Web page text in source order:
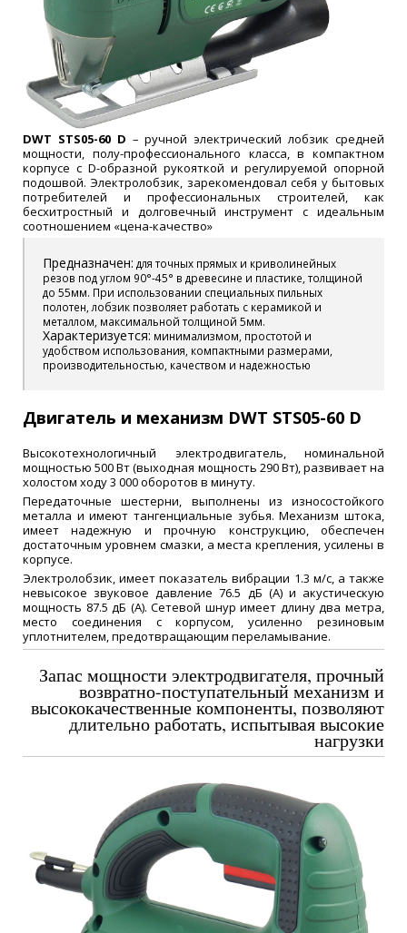
DWT STS05-60 D – ручной электрический лобзик средней
мощности, полу-профессионального класса, в компактном
корпусе с D-образной рукояткой и регулируемой опорной
подошвой. Электролобзик, зарекомендовал себя у бытовых
потребителей и профессиональных строителей, как
бесхитростный и долговечный инструмент с идеальным
соотношением «цена-качество»
Предназначен: для точных прямых и криволинейных
резов под углом 90°-45° в древесине и пластике, толщиной
до 55мм. При использовании специальных пильных
полотен, лобзик позволяет работать с керамикой и
металлом, максимальной толщиной 5мм.
Характеризуется: минимализмом, простотой и
удобством использования, компактными размерами,
производительностью, качеством и надежностью
Двигатель и механизм DWT STS05-60 D
Высокотехнологичный электродвигатель, номинальной
мощностью 500 Вт (выходная мощность 290 Вт), развивает на
холостом ходу 3 000 оборотов в минуту.
Передаточные шестерни, выполнены из износостойкого
металла и имеют тангенциальные зубья. Механизм штока,
имеет надежную и прочную конструкцию, обеспечен
достаточным уровнем смазки, а места крепления, усилены в
корпусе.
Электролобзик, имеет показатель вибрации 1.3 м/с, а также
невысокое звуковое давление 76.5 дБ (А) и акустическую
мощность 87.5 дБ (А). Сетевой шнур имеет длину два метра,
место соединения с корпусом, усиленно резиновым
уплотнителем, предотвращающим переламывание.
Запас мощности электродвигателя, прочный
возвратно-поступательный механизм и
высококачественные компоненты, позволяют
длительно работать, испытывая высокие
нагрузки